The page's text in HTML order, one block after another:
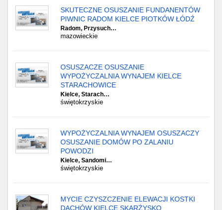
SKUTECZNE OSUSZANIE FUNDANENTÓW
PIWNIC RADOM KIELCE PIOTKÓW ŁÓDŹ
Radom, Przysuch…
mazowieckie
OSUSZACZE OSUSZANIE
WYPOŻYCZALNIA WYNAJEM KIELCE
STARACHOWICE
Kielce, Starach…
świętokrzyskie
WYPOŻYCZALNIA WYNAJEM OSUSZACZY
OSUSZANIE DOMÓW PO ZALANIU
POWODZI
Kielce, Sandomi…
świętokrzyskie
MYCIE CZYSZCZENIE ELEWACJI KOSTKI
DACHÓW KIELCE SKARŻYSKO